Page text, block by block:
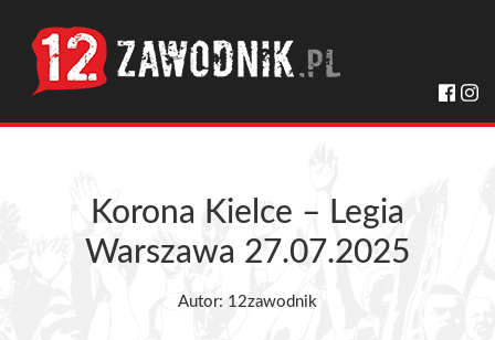
Korona Kielce – Legia
Warszawa 27.07.2025
Autor: 12zawodnik